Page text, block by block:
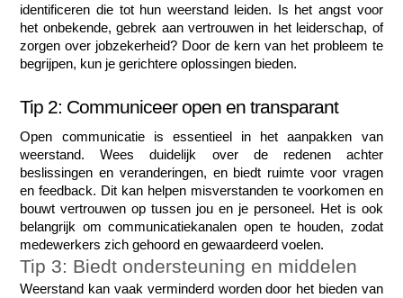
identificeren die tot hun weerstand leiden. Is het angst voor
het onbekende, gebrek aan vertrouwen in het leiderschap, of
zorgen over jobzekerheid? Door de kern van het probleem te
begrijpen, kun je gerichtere oplossingen bieden.
Tip 2: Communiceer open en transparant
Open communicatie is essentieel in het aanpakken van
weerstand. Wees duidelijk over de redenen achter
beslissingen en veranderingen, en biedt ruimte voor vragen
en feedback. Dit kan helpen misverstanden te voorkomen en
bouwt vertrouwen op tussen jou en je personeel. Het is ook
belangrijk om communicatiekanalen open te houden, zodat
medewerkers zich gehoord en gewaardeerd voelen.
Tip 3: Biedt ondersteuning en middelen
Weerstand kan vaak verminderd worden door het bieden van